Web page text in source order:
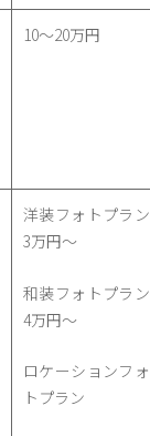
10～20万円
洋装フォトプラン
3万円～
和装フォトプラン
4万円～
ロケーションフォ
トプラン